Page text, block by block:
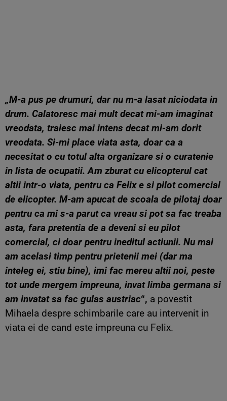
„M-a pus pe drumuri, dar nu m-a lasat niciodata in
drum. Calatoresc mai mult decat mi-am imaginat
vreodata, traiesc mai intens decat mi-am dorit
vreodata. Si-mi place viata asta, doar ca a
necesitat o cu totul alta organizare si o curatenie
in lista de ocupatii. Am zburat cu elicopterul cat
altii intr-o viata, pentru ca Felix e si pilot comercial
de elicopter. M-am apucat de scoala de pilotaj doar
pentru ca mi s-a parut ca vreau si pot sa fac treaba
asta, fara pretentia de a deveni si eu pilot
comercial, ci doar pentru ineditul actiunii. Nu mai
am acelasi timp pentru prietenii mei (dar ma
inteleg ei, stiu bine), imi fac mereu altii noi, peste
tot unde mergem impreuna, invat limba germana si
am invatat sa fac gulas austriac“, a povestit
Mihaela despre schimbarile care au intervenit in
viata ei de cand este impreuna cu Felix.